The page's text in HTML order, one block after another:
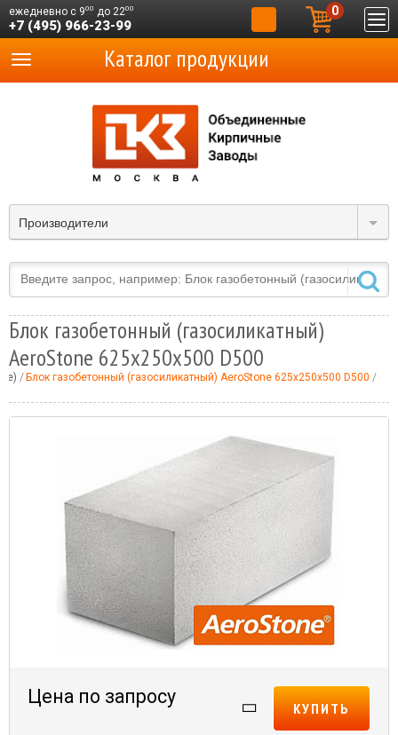
ежедневно с 900 до 2200
+7 (495) 966-23-99
0
Производители
Каталог продукции
Блок газобетонный (газосиликатный)
AeroStone 625x250x500 D500
Блок газобетонный (газосиликатный) AeroStone 625x250x500 D500
Цена по запросу
КУПИТЬ